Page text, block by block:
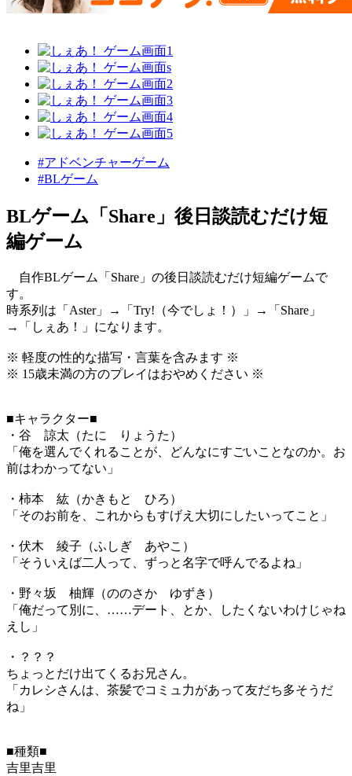
#アドベンチャーゲーム
#BLゲーム
BLゲーム「Share」後日談読むだけ短
編ゲーム
自作BLゲーム「Share」の後日談読むだけ短編ゲームで
す。
時系列は「Aster」→「Try!（今でしょ！）」→「Share」
→「しぇあ！」になります。
※ 軽度の性的な描写・言葉を含みます ※
※ 15歳未満の方のプレイはおやめください ※
■キャラクター■
・谷 諒太（たに りょうた）
「俺を選んでくれることが、どんなにすごいことなのか。お
前はわかってない」
・柿本 紘（かきもと ひろ）
「そのお前を、これからもすげえ大切にしたいってこと」
・伏木 綾子（ふしぎ あやこ）
「そういえば二人って、ずっと名字で呼んでるよね」
・野々坂 柚輝（ののさか ゆずき）
「俺だって別に、……デート、とか、したくないわけじゃね
えし」
・？？？
ちょっとだけ出てくるお兄さん。
「カレシさんは、茶髪でコミュ力があって友だち多そうだ
ね」
■種類■
吉里吉里